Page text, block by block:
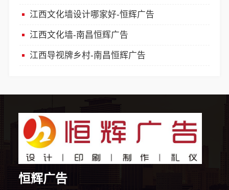
江西文化墙设计哪家好-恒辉广告
江西文化墙-南昌恒辉广告
江西导视牌乡村-南昌恒辉广告
恒辉广告